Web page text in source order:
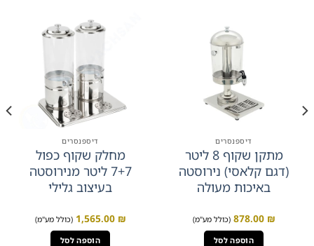
דיספנסרים
מתקן שקוף 8 ליטר
(דגם קלאסי) נירוסטה
באיכות מעולה
878.00 ₪
(כולל מע"מ)
הוספה לסל
דיספנסרים
מחלק שקוף כפול
7+7 ליטר מנירוסטה
בעיצוב גלילי
1,565.00 ₪
(כולל מע"מ)
הוספה לסל